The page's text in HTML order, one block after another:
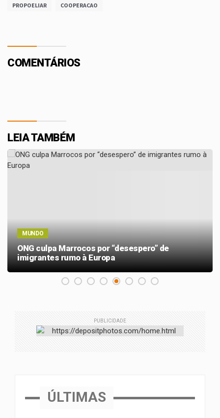
PROPOELIAR COOPERACAO
COMENTÁRIOS
LEIA TAMBÉM
MUNDO
ONG culpa Marrocos por “desespero” de
imigrantes rumo à Europa
PUBLICIDADE
ÚLTIMAS